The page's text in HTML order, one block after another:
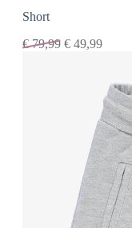
Short
€79,99 € 49,99